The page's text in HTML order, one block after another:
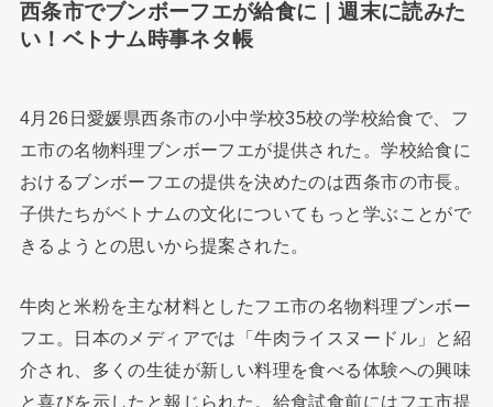
西条市でブンボーフエが給食に｜週末に読みた
い！ベトナム時事ネタ帳
4月26日愛媛県西条市の小中学校35校の学校給食で、フ
エ市の名物料理ブンボーフエが提供された。学校給食に
おけるブンボーフエの提供を決めたのは西条市の市長。
子供たちがベトナムの文化についてもっと学ぶことがで
きるようとの思いから提案された。
牛肉と米粉を主な材料としたフエ市の名物料理ブンボー
フエ。日本のメディアでは「牛肉ライスヌードル」と紹
介され、多くの生徒が新しい料理を食べる体験への興味
と喜びを示したと報じられた。給食試食前にはフエ市提